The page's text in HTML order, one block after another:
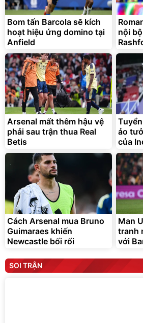
Bom tấn Barcola sẽ kích
hoạt hiệu ứng domino tại
Anfield
nội
Arsenal mất thêm hậu vệ
phải sau trận thua Real
Betis
ảo
của
Cách Arsenal mua Bruno
Guimaraes khiến
Newcastle bối rối
Man
tranh
với
SOI TRẬN